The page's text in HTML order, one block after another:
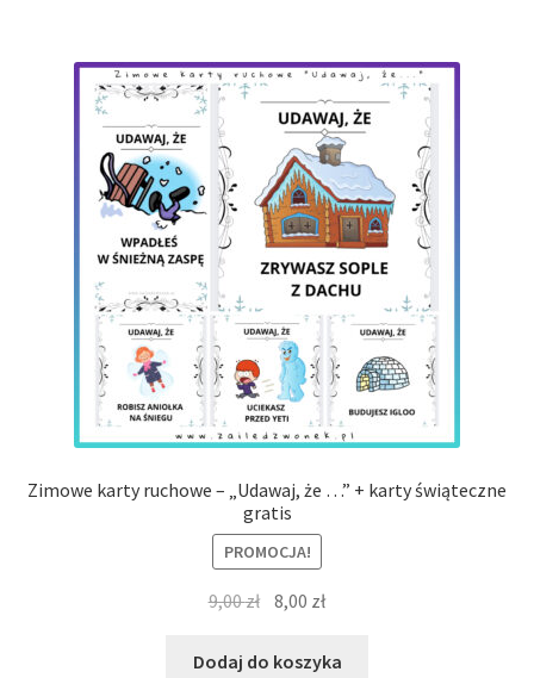
Zimowe karty ruchowe – „Udawaj, że …” + karty świąteczne
gratis
PROMOCJA!
9,00zł Pierwotna
wynosiła:
8,00 złAktualna
wynosi:
Dodaj do koszyka